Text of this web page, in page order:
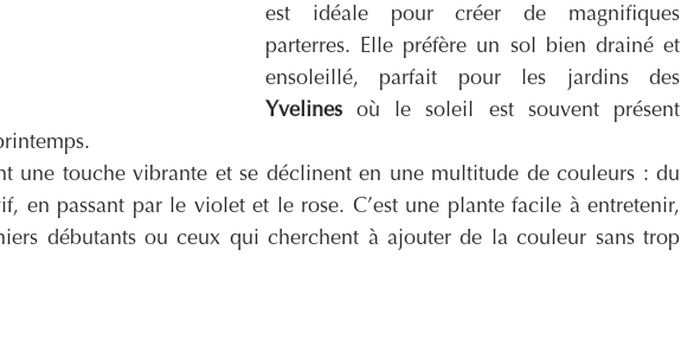
est idéale pour créer de magnifiques
parterres. Elle préfère un sol bien drainé et
Yvelines où le soleil est souvent présent
une touche vibrante et se déclinent en une multitude de couleurs : du
en passant par le violet et le rose. C’est une plante facile à entretenir,
débutants ou ceux qui cherchent à ajouter de la couleur sans trop